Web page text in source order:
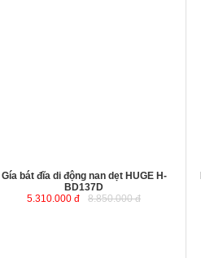
Gía bát đĩa di động nan dẹt HUGE H-
BD137D
5.310.000 đ
8.850.000 đ